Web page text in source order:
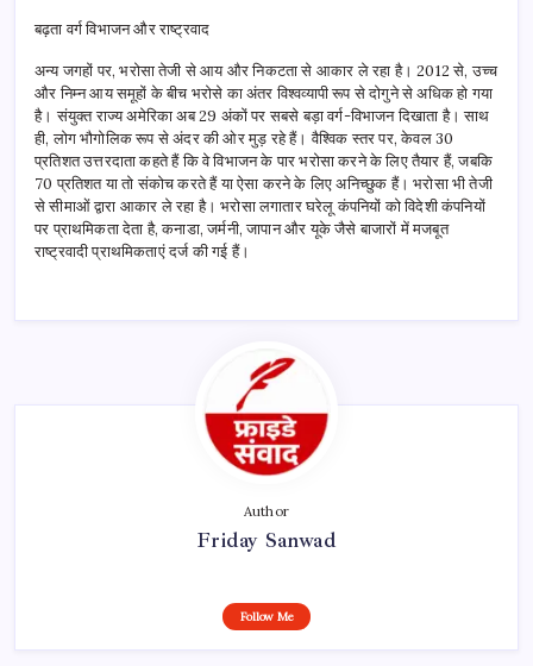
बढ़ता वर्ग विभाजन और राष्ट्रवाद
अन्य जगहों पर, भरोसा तेजी से आय और निकटता से आकार ले रहा है। 2012 से, उच्च
और निम्न आय समूहों के बीच भरोसे का अंतर विश्वव्यापी रूप से दोगुने से अधिक हो गया
है। संयुक्त राज्य अमेरिका अब 29 अंकों पर सबसे बड़ा वर्ग-विभाजन दिखाता है। साथ
ही, लोग भौगोलिक रूप से अंदर की ओर मुड़ रहे हैं। वैश्विक स्तर पर, केवल 30
प्रतिशत उत्तरदाता कहते हैं कि वे विभाजन के पार भरोसा करने के लिए तैयार हैं, जबकि
70 प्रतिशत या तो संकोच करते हैं या ऐसा करने के लिए अनिच्छुक हैं। भरोसा भी तेजी
से सीमाओं द्वारा आकार ले रहा है। भरोसा लगातार घरेलू कंपनियों को विदेशी कंपनियों
पर प्राथमिकता देता है, कनाडा, जर्मनी, जापान और यूके जैसे बाजारों में मजबूत
राष्ट्रवादी प्राथमिकताएं दर्ज की गई हैं।
Author
Friday Sanwad
Follow Me